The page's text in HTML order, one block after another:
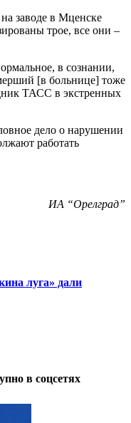
заводе в Мценске
трое, все они –
в сознании,
[в больнице] тоже
ТАСС в экстренных
дело о нарушении
работать
ИА “Орелград”
луга» дали
в соцсетях